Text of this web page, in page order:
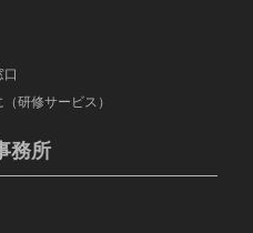
口
研修サービス）
務所